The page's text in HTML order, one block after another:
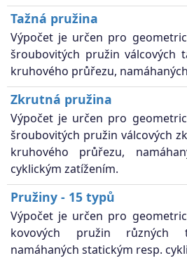
Tažná pružina
Výpočet je určen pro
šroubovitých pružin válcových
kruhového průřezu,
Zkrutná pružina
Výpočet je určen pro
šroubovitých pružin válcových
kruhového průřezu,
cyklickým zatížením.
Pružiny - 15 typů
Výpočet je určen pro
kovových pružin různých
namáhaných statickým resp.